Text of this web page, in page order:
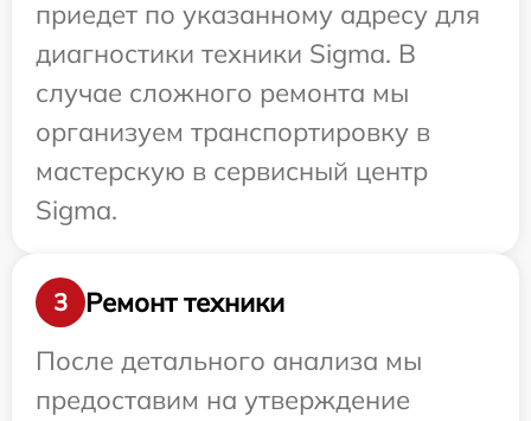
приедет по указанному адресу для
диагностики техники Sigma. В
случае сложного ремонта мы
организуем транспортировку в
мастерскую в сервисный центр
Sigma.
3
Ремонт техники
После детального анализа мы
предоставим на утверждение